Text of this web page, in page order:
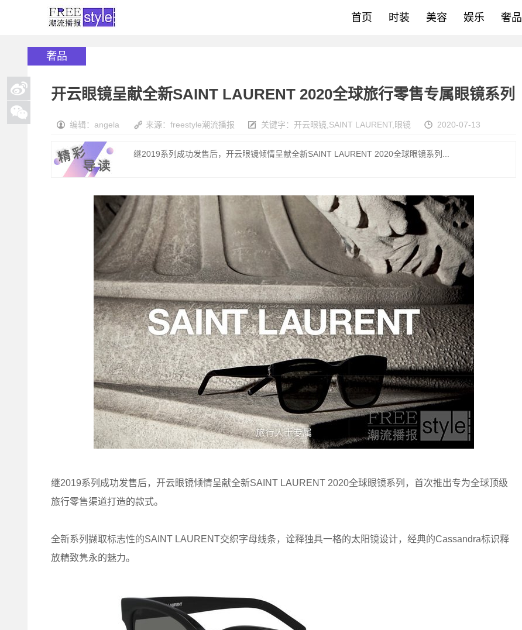
首页 时装 美容 娱乐 奢品
奢品
开云眼镜呈献全新SAINT LAURENT 2020全球旅行零售专属眼镜系列
编辑：angela 来源：freestyle潮流播报 关键字： 开云眼镜 SAINT LAURENT, 眼镜 2020-07-13
继2019系列成功发售后，开云眼镜倾情呈献全新SAINT LAURENT 2020全球眼镜系列...
继2019系列成功发售后，开云眼镜倾情呈献全新SAINT LAURENT 2020全球眼镜系列，首次推出专为全球顶级
旅行零售渠道打造的款式。
全新系列撷取标志性的SAINT LAURENT交织字母线条，诠释独具一格的太阳镜设计，经典的Cassandra标识释
放精致隽永的魅力。